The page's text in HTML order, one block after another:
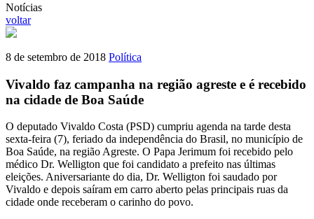
Notícias
voltar
8 de setembro de 2018 Política
Vivaldo faz campanha na região agreste e é recebido
na cidade de Boa Saúde
O deputado Vivaldo Costa (PSD) cumpriu agenda na tarde desta
sexta-feira (7), feriado da independência do Brasil, no município de
Boa Saúde, na região Agreste. O Papa Jerimum foi recebido pelo
médico Dr. Welligton que foi candidato a prefeito nas últimas
eleições. Aniversariante do dia, Dr. Welligton foi saudado por
Vivaldo e depois saíram em carro aberto pelas principais ruas da
cidade onde receberam o carinho do povo.